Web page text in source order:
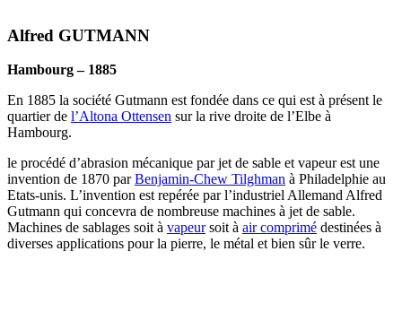
Alfred GUTMANN
Hambourg – 1885
En 1885 la société Gutmann est fondée dans ce qui est à présent le
quartier de l’Altona Ottensen sur la rive droite de l’Elbe à
Hambourg.
le procédé d’abrasion mécanique par jet de sable et vapeur est une
invention de 1870 parBenjamin-Chew Tilghman à Philadelphie au
Etats-unis. L’invention est repérée par l’industriel Allemand Alfred
Gutmann qui concevra de nombreuse machines à jet de sable.
Machines de sablages soit à vapeursoit à air comprimé destinées à
diverses applications pour la pierre, le métal et bien sûr le verre.